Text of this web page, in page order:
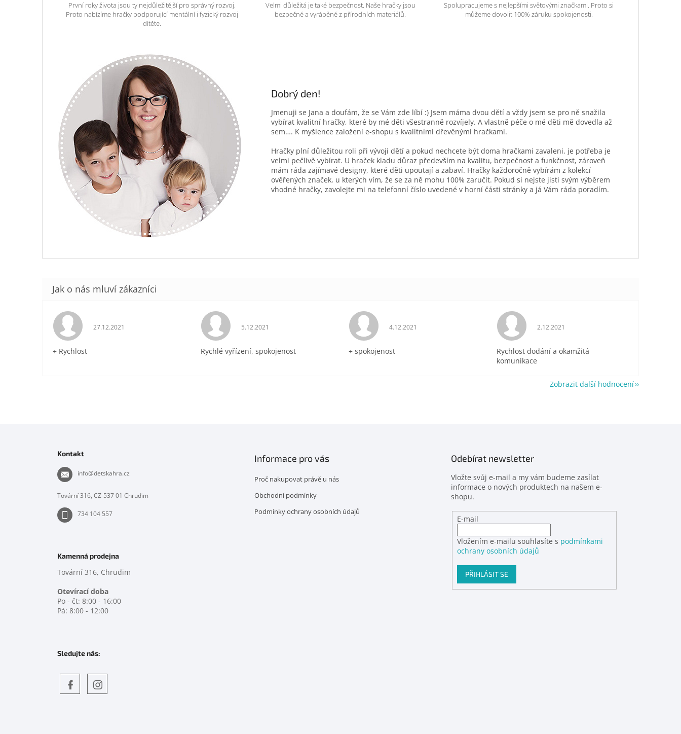
První roky života jsou ty nejdůležitější pro správný rozvoj.
Proto nabízíme hračky podporující mentální i fyzický rozvoj
dítěte.
Velmi důležitá je také bezpečnost. Naše hračky jsou
bezpečné a vyráběné z přírodních materiálů.
Spolupracujeme s nejlepšími světovými značkami. Proto si
můžeme dovolit 100% záruku spokojenosti.
Dobrý den!
Jmenuji se Jana a doufám, že se Vám zde líbí :) Jsem máma dvou dětí a vždy jsem se pro ně snažila
vybírat kvalitní hračky, které by mé děti všestranně rozvíjely. A vlastně péče o mé děti mě dovedla až
sem…. K myšlence založení e-shopu s kvalitními dřevěnými hračkami.
Hračky plní důležitou roli při vývoji dětí a pokud nechcete být doma hračkami zavaleni, je potřeba je
velmi pečlivě vybírat. U hraček kladu důraz především na kvalitu, bezpečnost a funkčnost, zároveň
mám ráda zajímavé designy, které děti upoutají a zabaví. Hračky každoročně vybírám z kolekcí
ověřených značek, u kterých vím, že se za ně mohu 100% zaručit. Pokud si nejste jisti svým výběrem
vhodné hračky, zavolejte mi na telefonní číslo uvedené v horní části stránky a já Vám ráda poradím.
Hodnocení obchodu je 5 z 5 hvězdiček.
27.12.2021
+ Rychlost
Hodnocení obchodu je 5 z 5 hvězdiček.
5.12.2021
Rychlé vyřízení, spokojenost
Hodnocení obchodu je 5 z 5 hvězdiček.
4.12.2021
+ spokojenost
Hodnocení obchodu je 5 z 5 hvězdiček.
2.12.2021
Rychlost dodání a okamžitá
komunikace
Zobrazit další hodnocení
Kontakt
info@detskahra.cz
Tovární 316, CZ-537 01 Chrudim
734 104 557
Kamenná prodejna
Tovární 316, Chrudim
Otevírací doba
Po - čt: 8:00 - 16:00
Pá: 8:00 - 12:00
Sledujte nás:
Informace pro vás
Proč nakupovat právě u nás
Obchodní podmínky
Podmínky ochrany osobních údajů
Odebírat newsletter
Vložte svůj e-mail a my vám budeme zasílat
informace o nových produktech na našem e-
shopu.
E-mail
Vložením e-mailu souhlasíte s podmínkami
ochrany osobních údajů
PŘIHLÁSIT SE